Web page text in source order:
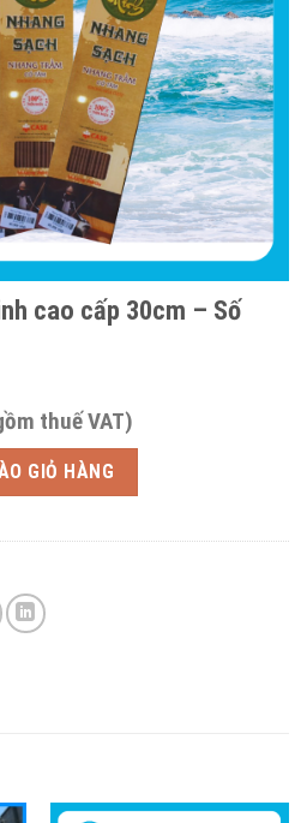
cao cấp 30cm – Số
thuế VAT)
30cm - Số lượng 280 cây số lượng
GIỎ HÀNG